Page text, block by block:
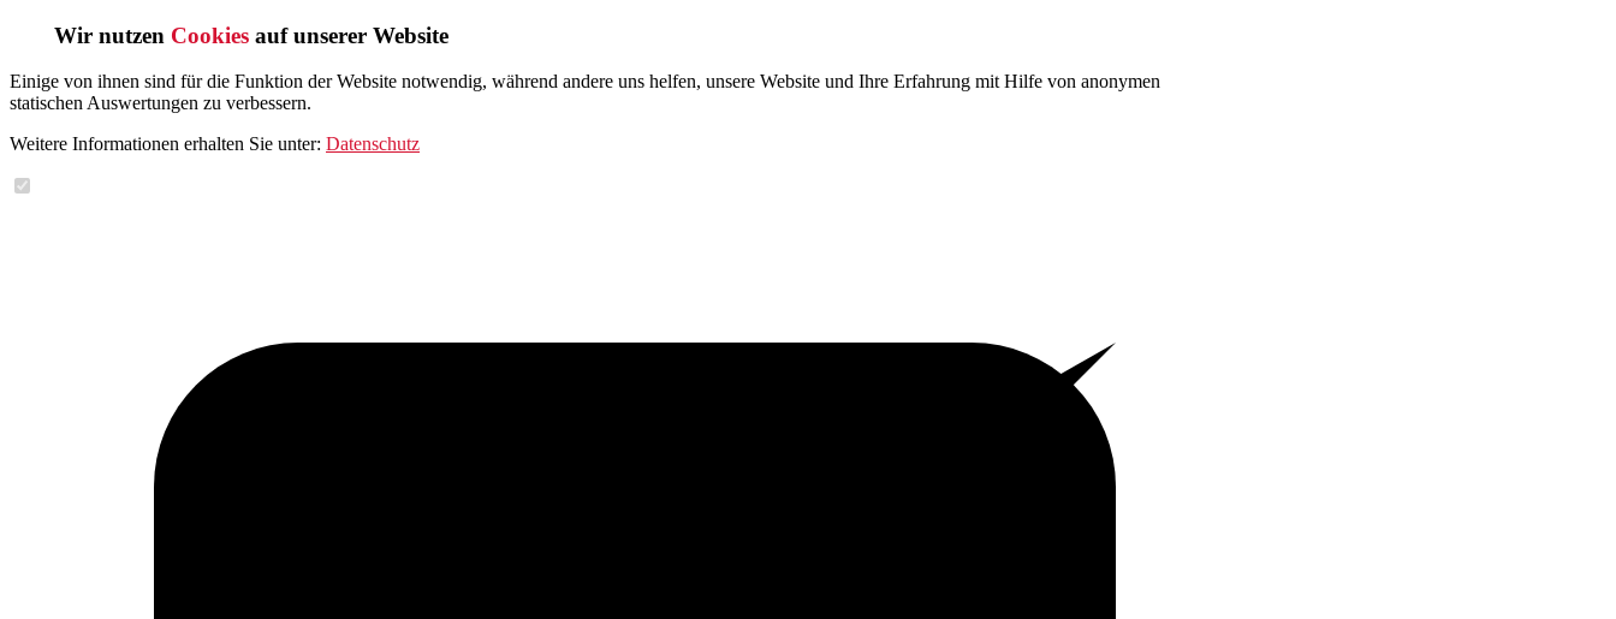
Wir nutzen Cookies auf unserer Website
Einige von ihnen sind für die Funktion der Website notwendig, während andere uns helfen, unsere Website und Ihre Erfahrung mit Hilfe von anonymen
statischen Auswertungen zu verbessern.
Weitere Informationen erhalten Sie unter: Datenschutz